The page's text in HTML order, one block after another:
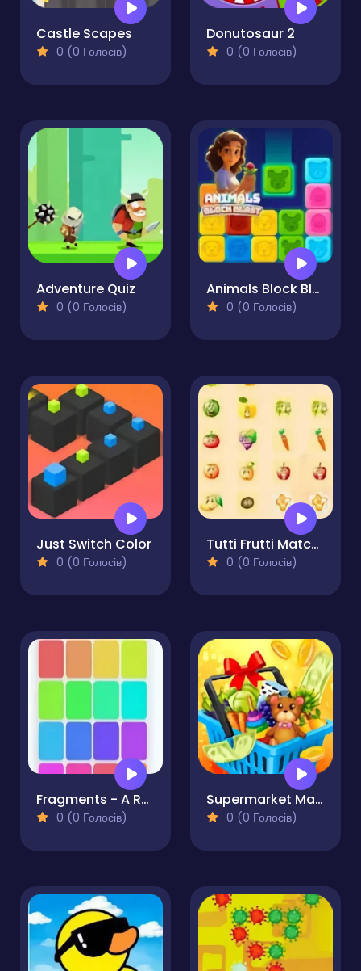
Castle Scapes
0 (0 Голосів)
Donutosaur 2
0 (0 Голосів)
Adventure Quiz
0 (0 Голосів)
Animals Block Blast
0 (0 Голосів)
Just Switch Color
0 (0 Голосів)
Tutti Frutti Match Game - Matching Puzzle
0 (0 Голосів)
Fragments - A Relaxing Tile Matching Puzzle Game
0 (0 Голосів)
Supermarket Mania
0 (0 Голосів)